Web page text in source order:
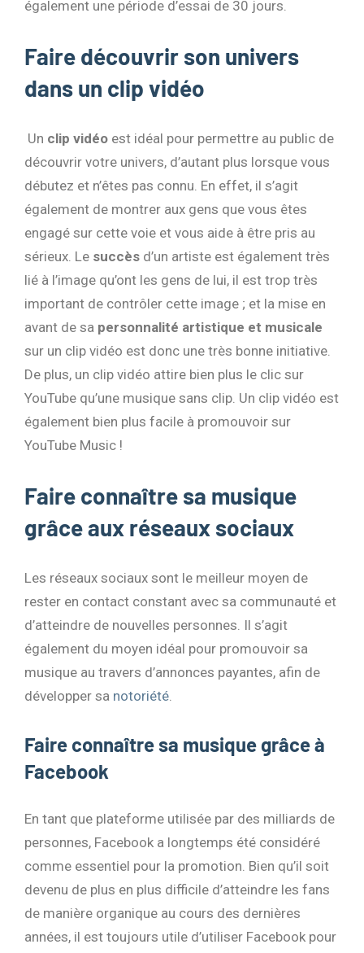
également une période d’essai de 30 jours.
Faire découvrir son univers
dans un clip vidéo
Un clip vidéo est idéal pour permettre au public de
découvrir votre univers, d’autant plus lorsque vous
débutez et n’êtes pas connu. En effet, il s’agit
également de montrer aux gens que vous êtes
engagé sur cette voie et vous aide à être pris au
sérieux. Le succès d’un artiste est également très
lié à l’image qu’ont les gens de lui, il est trop très
important de contrôler cette image ; et la mise en
avant de sa personnalité artistique et musicale
sur un clip vidéo est donc une très bonne initiative.
De plus, un clip vidéo attire bien plus le clic sur
YouTube qu’une musique sans clip. Un clip vidéo est
également bien plus facile à promouvoir sur
YouTube Music !
Faire connaître sa musique
grâce aux réseaux sociaux
Les réseaux sociaux sont le meilleur moyen de
rester en contact constant avec sa communauté et
d’atteindre de nouvelles personnes. Il s’agit
également du moyen idéal pour promouvoir sa
musique au travers d’annonces payantes, afin de
développer sa notoriété
Faire connaître sa musique grâce à
Facebook
En tant que plateforme utilisée par des milliards de
personnes, Facebook a longtemps été considéré
comme essentiel pour la promotion. Bien qu’il soit
devenu de plus en plus difficile d’atteindre les fans
de manière organique au cours des dernières
années, il est toujours utile d’utiliser Facebook pour